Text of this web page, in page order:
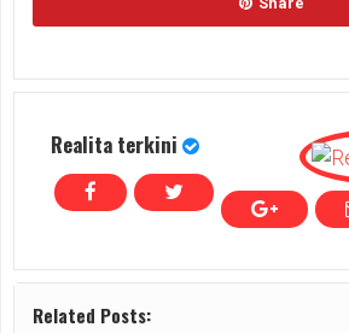
Realita terkini
Related Posts: